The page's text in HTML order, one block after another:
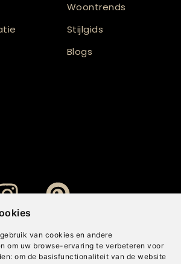
van cookies en andere
om uw browse-ervaring te verbeteren voor
om de basisfunctionaliteit van de website
Woontrends
Stijlgids
Blogs